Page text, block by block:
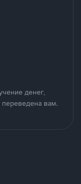
денег,
вам.